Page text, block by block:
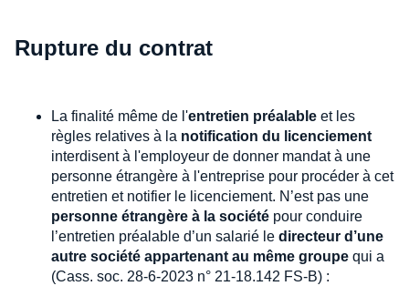
Rupture du contrat
La finalité même de l'entretien préalable et les
règles relatives à la notification du licenciement
interdisent à l'employeur de donner mandat à une
personne étrangère à l'entreprise pour procéder à cet
entretien et notifier le licenciement. N’est pas une
personne étrangère à la société pour conduire
l’entretien préalable d’un salarié le directeur d’une
autre société appartenant au même groupe qui a
(Cass. soc. 28-6-2023 n° 21-18.142 FS-B) :